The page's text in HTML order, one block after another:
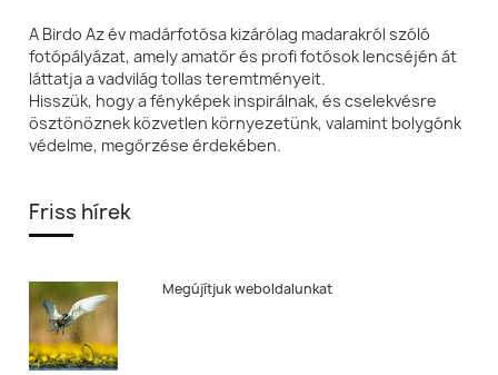
A Birdo Az év madárfotósa kizárólag madarakról szóló
fotópályázat, amely amatőr és profi fotósok lencséjén át
láttatja a vadvilág tollas teremtményeit.
Hisszük, hogy a fényképek inspirálnak, és cselekvésre
ösztönöznek közvetlen környezetünk, valamint bolygónk
védelme, megőrzése érdekében.
Friss hírek
Megújítjuk weboldalunkat